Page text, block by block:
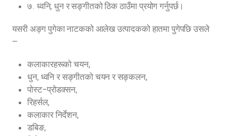
७. ध्वनि, धुन र सङ्गीतको ठिक ठाउँमा प्रयोग गर्नुपर्छ।
यसरी अङ्ग पुगेका नाटकको आलेख उत्पादकको हातमा पुगेपछि उसले
—
कलाकारहरूको चयन,
धुन, ध्वनि र सङ्गीतको चयन र सङ्कलन,
पोस्ट–प्रोडक्सन,
रिहर्सल,
कलाकार निर्देशन,
डबिङ,